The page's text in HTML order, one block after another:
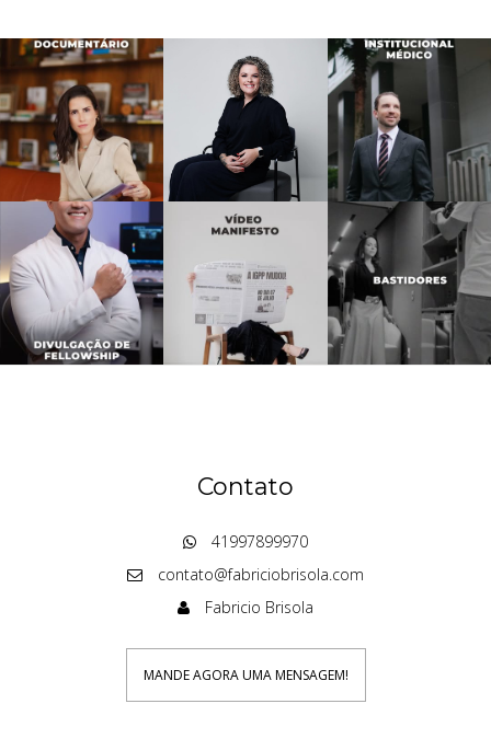
Contato
41997899970
contato@fabriciobrisola.com
Fabricio Brisola
MANDE AGORA UMA MENSAGEM!